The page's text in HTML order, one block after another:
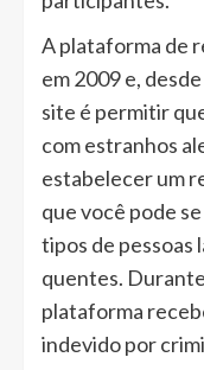
A plataforma de
em 2009 e,
site é permitir
com estranhos
estabelecer um
que você pode
tipos de pessoas
quentes.
plataforma
indevido por